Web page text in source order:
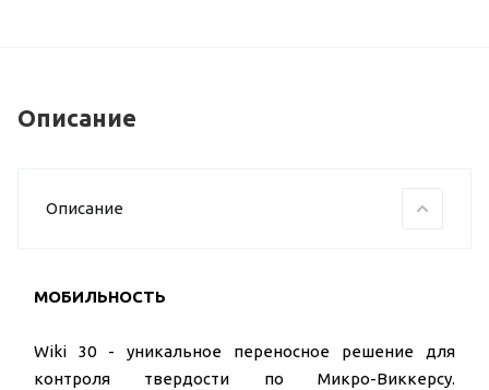
Описание
Описание
МОБИЛЬНОСТЬ
Wiki 30 - уникальное переносное решение для
контроля твердости по Микро-Виккерсу.